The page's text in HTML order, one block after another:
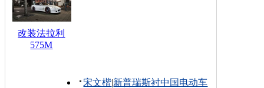
改装法拉利
575M
宋文楷|新普瑞斯衬中国电动车